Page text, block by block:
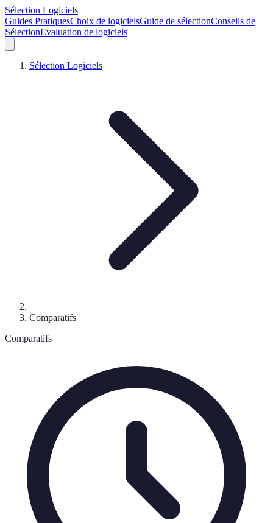
Sélection Logiciels
Guides PratiquesChoix de logicielsGuide de sélectionConseils de
SélectionEvaluation de logiciels
Sélection Logiciels
Comparatifs
Comparatifs